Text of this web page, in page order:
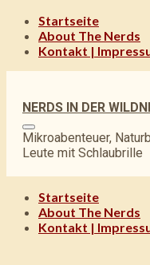
Startseite
About The Nerds
Kontakt |
NERDS IN DER
Mikroabenteuer,
Leute mit Schlaubrille
Startseite
About The Nerds
Kontakt |